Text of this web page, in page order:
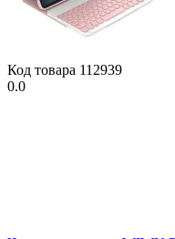
Код товара 112939
0.0